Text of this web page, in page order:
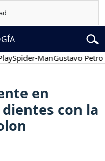
ManGustavo Petro
en
con la